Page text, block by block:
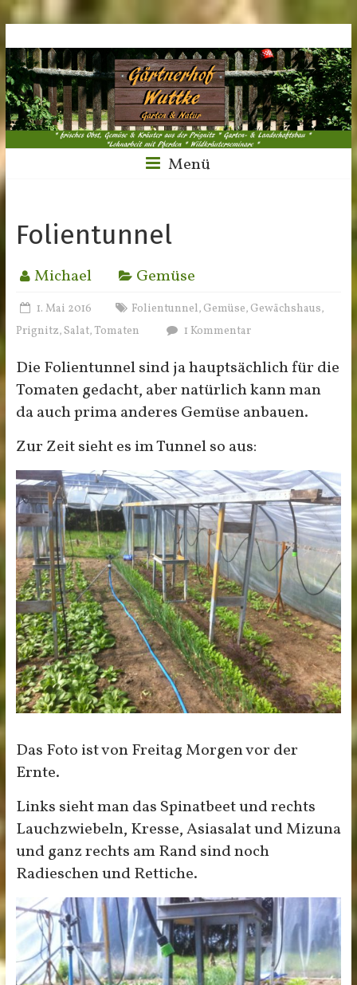
Menü
Folientunnel
Michael Gemüse
1. Mai 2016 Folientunnel, Gemüse, Gewächshaus,
Prignitz,Salat,Tomaten 1 Kommentar
Die Folientunnel sind ja hauptsächlich für die
Tomaten gedacht, aber natürlich kann man
da auch prima anderes Gemüse anbauen.
Zur Zeit sieht es im Tunnel so aus:
Das Foto ist von Freitag Morgen vor der
Ernte.
Links sieht man das Spinatbeet und rechts
Lauchzwiebeln, Kresse, Asiasalat und Mizuna
und ganz rechts am Rand sind noch
Radieschen und Rettiche.